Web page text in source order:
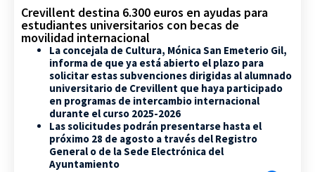
Crevillent destina 6.300 euros en ayudas para
estudiantes universitarios con becas de
movilidad internacional
La concejala de Cultura, Mónica San Emeterio Gil,
informa de que ya está abierto el plazo para
solicitar estas subvenciones dirigidas al alumnado
universitario de Crevillent que haya participado
en programas de intercambio internacional
durante el curso 2025-2026
Las solicitudes podrán presentarse hasta el
próximo 28 de agosto a través del Registro
General o de la Sede Electrónica del
Ayuntamiento